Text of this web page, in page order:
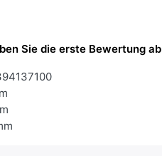
Sie die erste Bewertung ab